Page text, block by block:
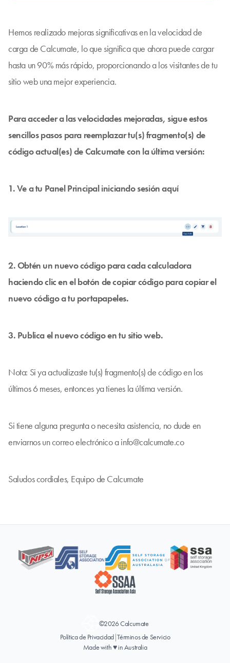
Hemos realizado mejoras significativas en la velocidad de
carga de Calcumate, lo que significa que ahora puede cargar
hasta un 90% más rápido, proporcionando a los visitantes de tu
sitio web una mejor experiencia.
Para acceder a las velocidades mejoradas, sigue estos
sencillos pasos para reemplazar tu(s) fragmento(s) de
código actual(es) de Calcumate con la última versión:
1. Ve a tu Panel Principal iniciando sesiónaquí
2. Obtén un nuevo código para cada calculadora
haciendo clic en el botón de copiar código para copiar el
nuevo código a tu portapapeles.
3. Publica el nuevo código en tu sitio web.
Nota: Si ya actualizaste tu(s) fragmento(s) de código en los
últimos 6 meses, entonces ya tienes la última versión.
Si tiene alguna pregunta o necesita asistencia, no dude en
enviarnos un correo electrónico ainfo@calcumate.co
Saludos cordiales, Equipo de Calcumate
©2026 Calcumate
Política de Privacidad|Términos de Servicio
Made with ♥ in Australia